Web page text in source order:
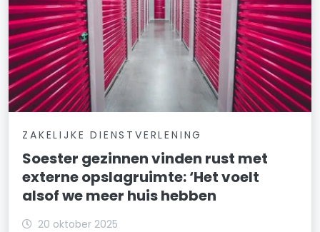
ZAKELIJKE DIENSTVERLENING
Soester gezinnen vinden rust met
externe opslagruimte: ‘Het voelt
alsof we meer huis hebben
20 oktober 2025